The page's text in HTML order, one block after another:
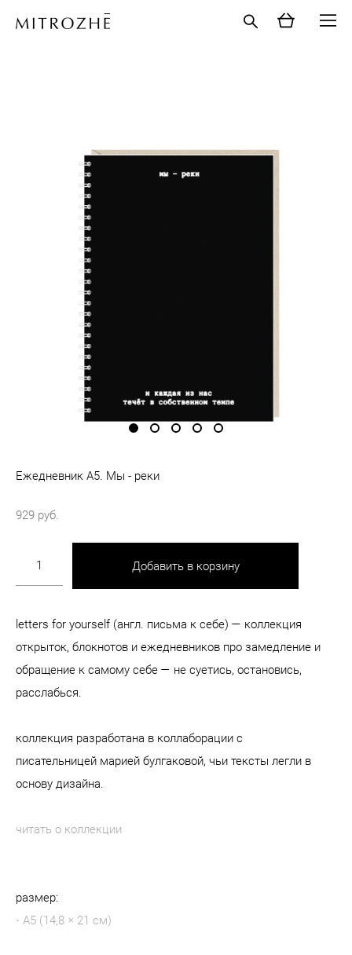
Ежедневник А5. Мы - реки
929 pуб.
Добавить в корзину
letters for yourself (англ. письма к себе) — коллекция
открыток, блокнотов и ежедневников про замедление и
обращение к самому себе — не суетись, остановись,
расслабься.
коллекция разработана в коллаборации с
писательницей марией булгаковой, чьи тексты легли в
основу дизайна.
читать о коллекции
размер:
· А5 (14,8 × 21 см)